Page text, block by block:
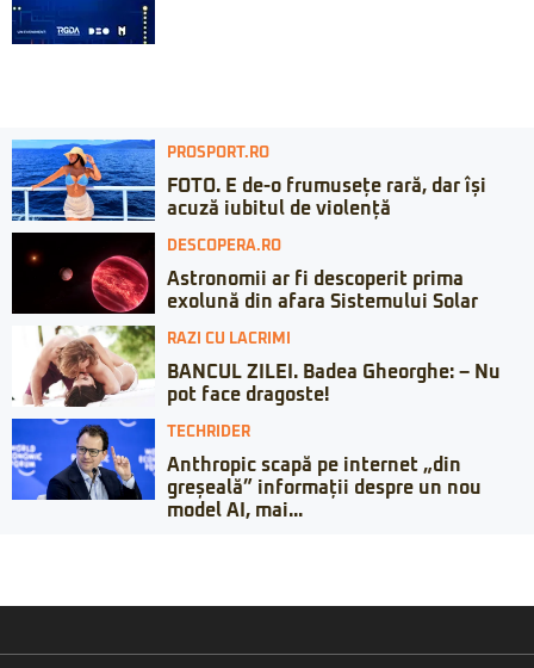
PROSPORT.RO
FOTO. E de-o frumusețe rară, dar își
acuză iubitul de violență
DESCOPERA.RO
Astronomii ar fi descoperit prima
exolună din afara Sistemului Solar
RAZI CU LACRIMI
BANCUL ZILEI. Badea Gheorghe: – Nu
pot face dragoste!
TECHRIDER
Anthropic scapă pe internet „din
greșeală” informații despre un nou
model AI, mai...